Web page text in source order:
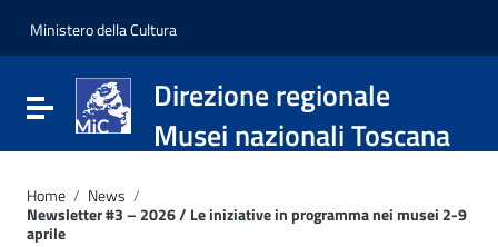
Vai al menu di navigazione
Vai al footer
Ministero della Cultura
Attiva / disattiva la navigazione
Direzione regionale
Musei nazionali Toscana
Home / News /
Newsletter #3 – 2026 / Le iniziative in programma nei musei 2-9
aprile